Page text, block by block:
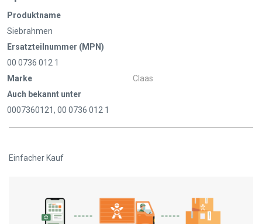
Produktname
Siebrahmen
Ersatzteilnummer (MPN)
00 0736 012 1
Marke
Claas
Auch bekannt unter
0007360121, 00 0736 012 1
Einfacher Kauf